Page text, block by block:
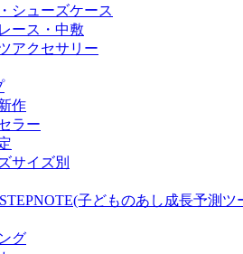
シューズケース
ース・中敷
アクセサリー
作
ラー
サイズ別
子どものあし成長予測ツ
グ